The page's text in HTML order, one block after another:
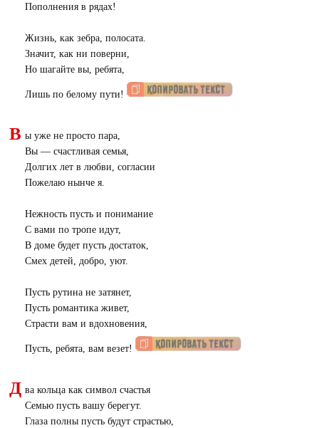
Пополнения в рядах!
Жизнь, как зебра, полосата.
Значит, как ни поверни,
Но шагайте вы, ребята,
Лишь по белому пути!
В ы уже не просто пара,
Вы — счастливая семья,
Долгих лет в любви, согласии
Пожелаю нынче я.
Нежность пусть и понимание
С вами по тропе идут,
В доме будет пусть достаток,
Смех детей, добро, уют.
Пусть рутина не затянет,
Пусть романтика живет,
Страсти вам и вдохновения,
Пусть, ребята, вам везет!
Д ва кольца как символ счастья
Семью пусть вашу берегут.
Глаза полны пусть будут страстью,